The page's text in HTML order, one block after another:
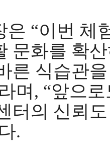
은 “이번 체
문화를 확
른 식습관
라며 , “앞으
터의 신뢰
.